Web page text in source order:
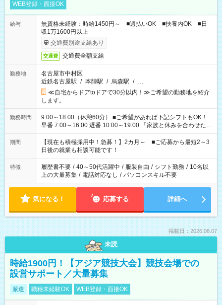
WEB登録・面接OK
給与
無資格未経験：時給1450円～ ■週払いOK ■扶養内OK ■日
収1万1600円以上
交通費別途支給あり
交通費 交通費全額支給
勤務地
名古屋市中村区
近鉄名古屋駅 / 本陣駅 / 烏森駅 / …
≪自宅からドアtoドアで30分以内！≫ご希望の勤務地を紹介
します。
勤務時間
9:00～18:00（休憩60分） ■ご希望があれば下記シフトもOK！
早番 7:00～16:00 遅番 10:00～19:00 「家族と休みを合わせた
い」 「余裕を持って夕飯の準備がしたい」 「できれば残業はし
たくない」 など、ご希望を教えてくださいね。 ※Wワーク希望
の方へ 今ご覧のお仕事で希望する勤務時間と、もう1つのお仕事
の勤務時間。 合計で週40時間を超える場合は応募できません。
期間
【現在も積極採用中！急募！】2カ月～ ■ご応募から最短2～3
日後の就業も相談可能です！
特徴 履歴書不要 / 40～50代活躍中 / 服装自由 / シフト勤務 / 10名以
上の大量募集 / 電話対応なし / パソコンスキル不要
気になる！ 応募する 詳細へ
掲載日：2026.08.07
未読
時給1900円！【アジア競技大会】競技会場での
設営サポート／大量募集
派遣 職種未経験OK WEB登録・面接OK